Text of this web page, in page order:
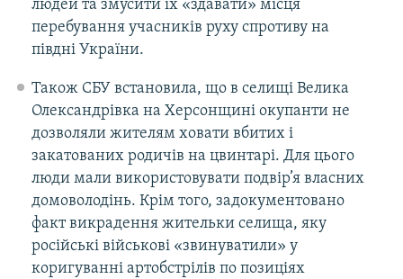
людей та змусити їх «здавати» місця
перебування учасників руху спротиву на
півдні України.
Також СБУ встановила, що в селищі Велика
Олександрівка на Херсонщині окупанти не
дозволяли жителям ховати вбитих і
закатованих родичів на цвинтарі. Для цього
люди мали використовувати подвір’я власних
домоволодінь. Крім того, задокументовано
факт викрадення жительки селища, яку
російські військові «звинуватили» у
коригуванні артобстрілів по позиціях